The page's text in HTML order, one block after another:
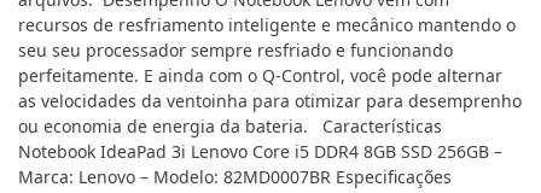
recursos de resfriamento inteligente e mecânico mantendo o
seu seu processador sempre resfriado e funcionando
perfeitamente. E ainda com o Q-Control, você pode alternar
as velocidades da ventoinha para otimizar para desemprenho
ou economia de energia da bateria. Características
Notebook IdeaPad 3i Lenovo Core i5 DDR4 8GB SSD 256GB –
Marca: Lenovo – Modelo: 82MD0007BR Especificações